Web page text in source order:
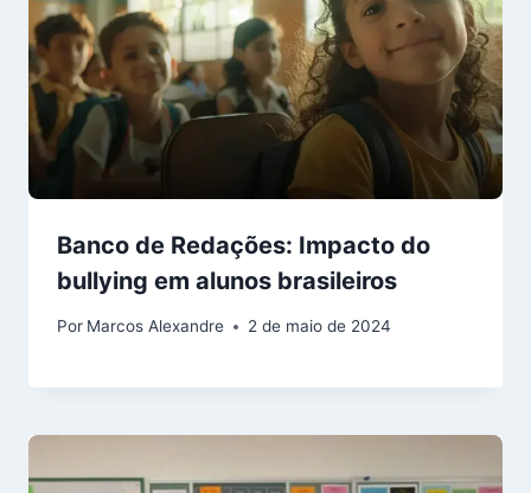
Banco de Redações: Impacto do
bullying em alunos brasileiros
Por Marcos Alexandre 2 de maio de 2024